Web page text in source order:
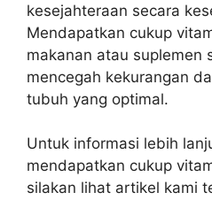
kesejahteraan secara
Mendapatkan cukup
makanan atau suplemen
mencegah kekurangan
tubuh yang optimal.
Untuk informasi lebih
mendapatkan cukup
silakan lihat artikel kami